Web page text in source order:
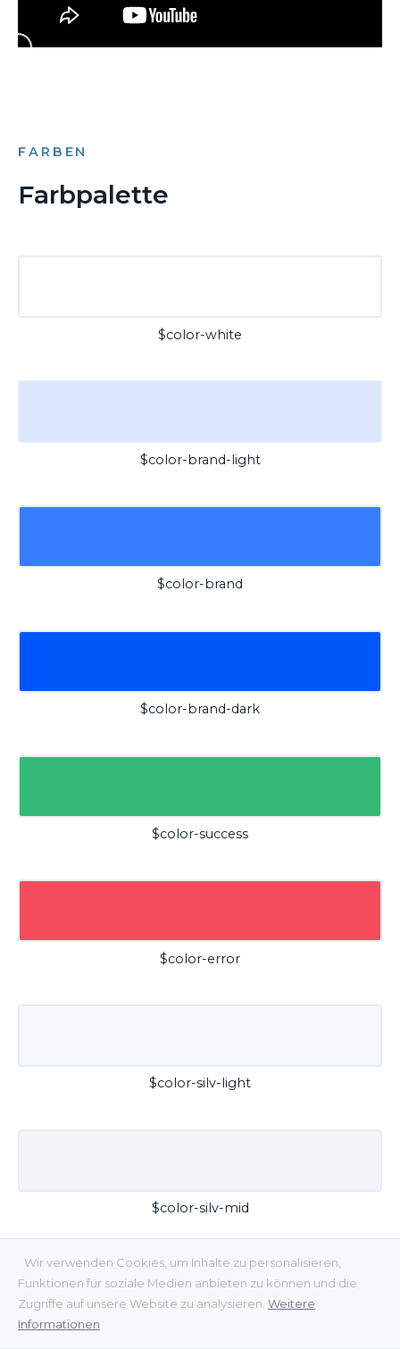
Wir verwenden Cookies, um Inhalte zu personalisieren,
Funktionen für soziale Medien anbieten zu können und die
Zugriffe auf unsere Website zu analysieren. Weitere
Informationen
FARBEN
Farbpalette
$color-white
$color-brand-light
$color-brand
$color-brand-dark
$color-success
$color-error
$color-silv-light
$color-silv-mid